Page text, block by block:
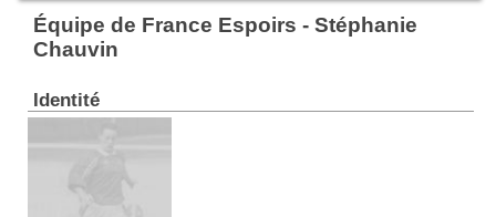
Équipe de France Espoirs - Stéphanie
Chauvin
Identité